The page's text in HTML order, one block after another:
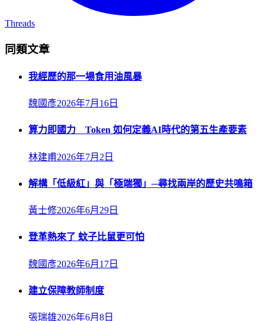
Threads
同類文章
我經歷的那一場食用油風暴
魏國彥2026年7月16日
算力即國力 Token 如何定義AI時代的第五生產要素
林建甫2026年7月2日
解構「低級紅」與「極端獨」─尋找兩岸的歷史共鳴箱
黃士修2026年6月29日
登革熱來了 蚊子比鼠更可怕
魏國彥2026年6月17日
建立保障教師制度
張瑞雄2026年6月8日